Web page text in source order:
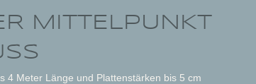
MITTELPUNKT
4 Meter Länge und Plattenstärken bis 5 cm